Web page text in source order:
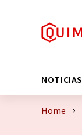
NOTICIAS
Home